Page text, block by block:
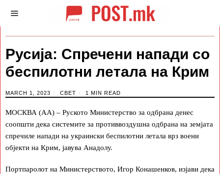
Русија: Спречени напади со
беспилотни летала на Крим
MARCH 1, 2023 СВЕТ 1 MIN READ
МОСКВА (АА) – Руското Министерство за одбрана денес
соопшти дека системите за противвоздушна одбрана на земјата
спречиле напади на украински беспилотни летала врз воени
објекти на Крим, јавува Анадолу.
Портпаролот на Министерството, Игор Конашенков, изјави дека